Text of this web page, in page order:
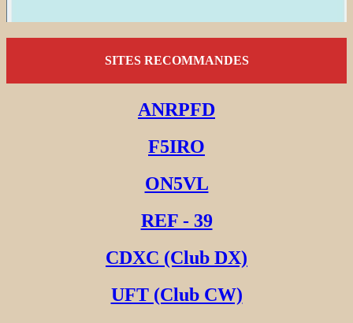
SITES RECOMMANDES
ANRPFD
F5IRO
ON5VL
REF - 39
CDXC (Club DX)
UFT (Club CW)